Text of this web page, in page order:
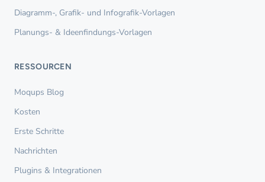
Diagramm-, Grafik- und Infografik-Vorlagen
Planungs- & Ideenfindungs-Vorlagen
RESSOURCEN
Moqups Blog
Kosten
Erste Schritte
Nachrichten
Plugins & Integrationen